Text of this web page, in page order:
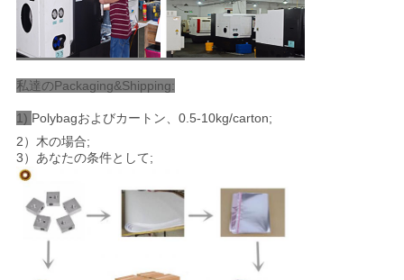
私達のPackaging&Shipping:
1) Polybagおよびカートン、0.5-10kg/carton;
2）木の場合;
3）あなたの条件として;